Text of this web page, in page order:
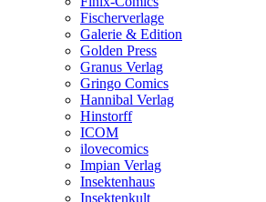
Fischerverlage
Galerie & Edition
Golden Press
Granus Verlag
Gringo Comics
Hannibal Verlag
Hinstorff
ICOM
ilovecomics
Impian Verlag
Insektenhaus
Insektenkult